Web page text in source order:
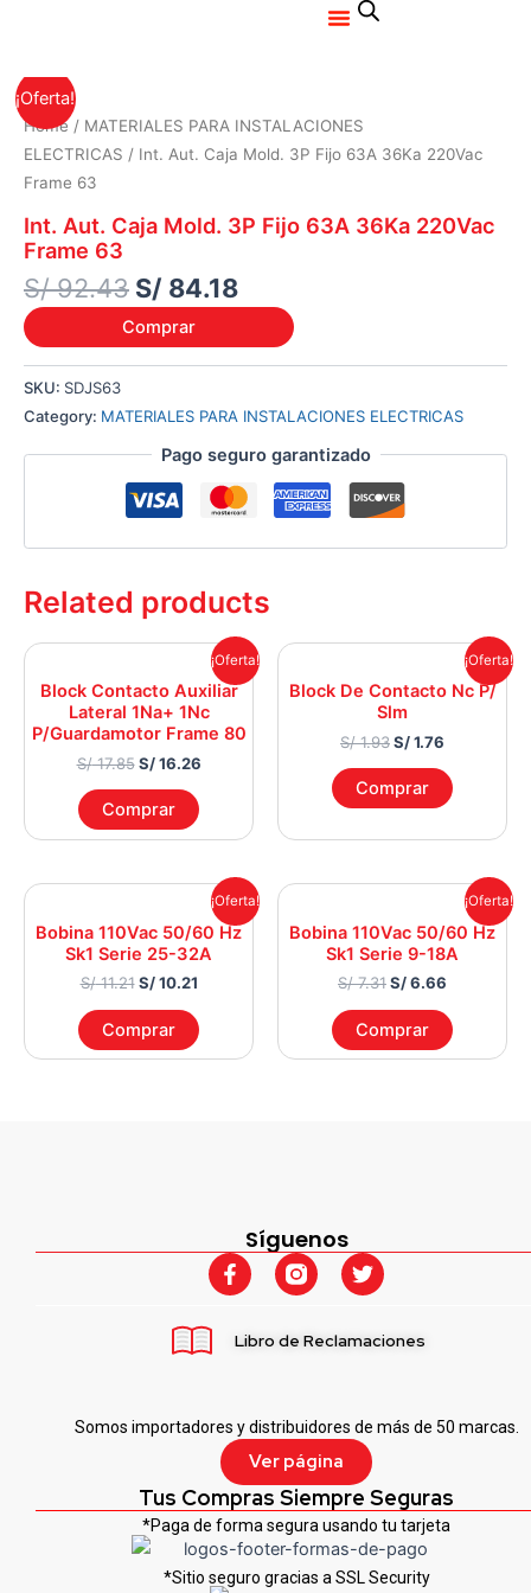
Menu
¡Oferta!
Home / MATERIALES PARA INSTALACIONES
ELECTRICAS / Int. Aut. Caja Mold. 3P Fijo 63A 36Ka 220Vac
Frame 63
Int. Aut. Caja Mold. 3P Fijo 63A 36Ka 220Vac
Frame 63
S/92.43
price
was:
S/ 84.18
price
is:
Comprar
SKU: SDJS63
Category: MATERIALES PARA INSTALACIONES ELECTRICAS
Pago seguro garantizado
Related products
¡Oferta!
Block Contacto Auxiliar
Lateral 1Na+ 1Nc
P/Guardamotor Frame 80
S/17.85
was:
S/ 17.85.
S/16.26
Current
price
is:
S/ 16.26.
Comprar
¡Oferta!
Block De Contacto Nc P/
Slm
S/1.93
was:
S/ 1.93.
S/1.76
Current
price
is:
Comprar
¡Oferta!
Bobina 110Vac 50/60 Hz
Sk1 Serie 25-32A
S/11.21
was:
S/ 11.21.
S/10.21
Current
price
is:
S/ 10.21.
Comprar
¡Oferta!
Bobina 110Vac 50/60 Hz
Sk1 Serie 9-18A
S/7.31
was:
S/ 7.31.
S/6.66
Current
price
is:
S/ 6.66.
Comprar
Somos importadores y distribuidores de más de 50 marcas.
Ver página
Tus Compras Siempre Seguras
*Paga de forma segura usando tu tarjeta
*Sitio seguro gracias a SSL Security
Síguenos
F
a
b
-
T
w
t
Libro de Reclamaciones